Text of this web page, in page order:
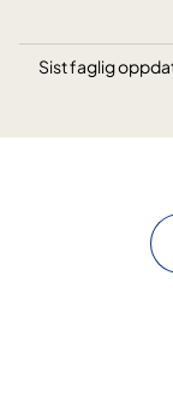
Sist faglig